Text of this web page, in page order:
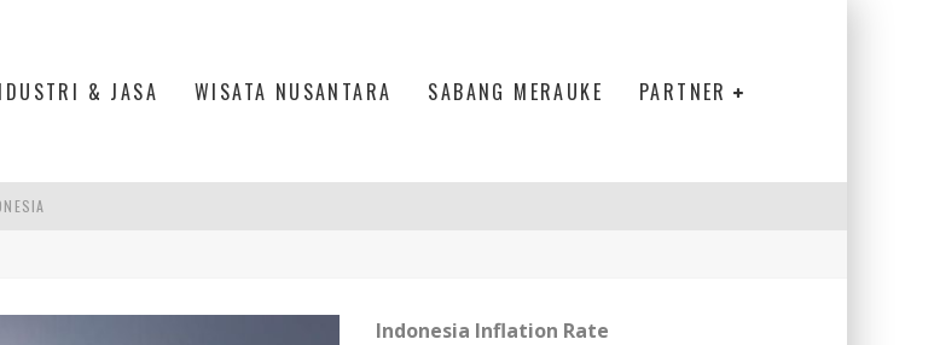
& JASA WISATA NUSANTARA SABANG MERAUKE PARTNER
LULUSAN PERGURUAN TINGGI PENTING
II, PALEMBANG
Indonesia Inflation Rate